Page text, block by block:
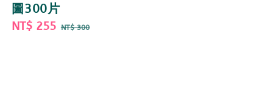
圖300片
Sale
NT$ 255 Regular
NT$ 300